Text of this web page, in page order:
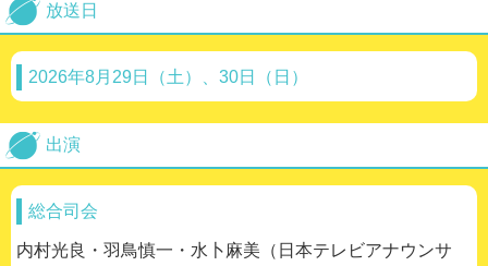
放送日
2026年8月29日（土）、30日（日）
出演
総合司会
内村光良・羽鳥慎一・水卜麻美（日本テレビアナウンサ